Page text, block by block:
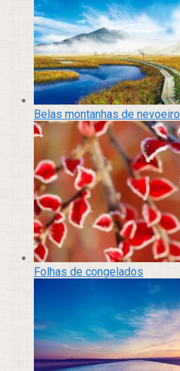
Belas montanhas de nevoeiro
Folhas de congelados